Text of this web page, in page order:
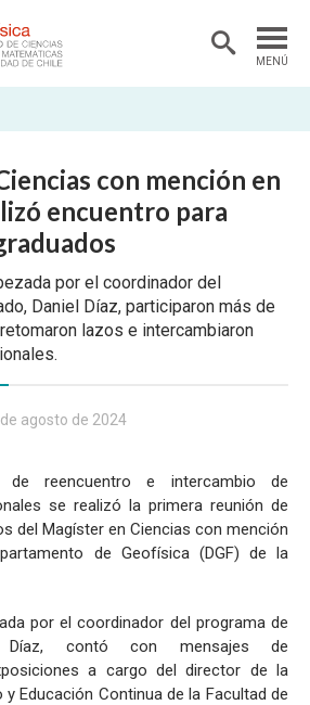
MENÚ
DOCENCIA
INVESTIGACIÓN
EXTENSIÓN
BIBLIOTECA
Atmosféricas
Sismología
con mención en
encuentro para
por el coordinador del
Daniel Díaz, participaron más de
lazos e intercambiaron
agosto de 2024
reencuentro e intercambio de
se realizó la primera reunión de
del Magíster en Ciencias con mención
de Geofísica (DGF) de la
por el coordinador del programa de
Díaz, contó con mensajes de
a cargo del director de la
Educación Continua de la Facultad de